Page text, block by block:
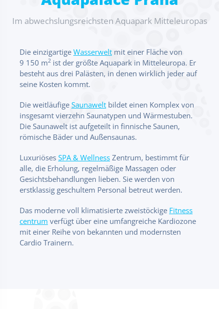
Im abwechslungsreichsten Aquapark Mitteleuropas
Die einzigartige Wasserwelt mit einer Fläche von
9 150 m2 ist der größte Aquapark in Mitteleuropa. Er
besteht aus drei Palästen, in denen wirklich jeder auf
seine Kosten kommt.
Die weitläufige Saunawelt bildet einen Komplex von
insgesamt vierzehn Saunatypen und Wärmestuben.
Die Saunawelt ist aufgeteilt in finnische Saunen,
römische Bäder und Außensaunas.
Luxuriöses SPA & Wellness Zentrum, bestimmt für
alle, die Erholung, regelmäßige Massagen oder
Gesichtsbehandlungen lieben. Sie werden von
erstklassig geschultem Personal betreut werden.
Das moderne voll klimatisierte zweistöckige Fitness
centrum verfügt über eine umfangreiche Kardiozone
mit einer Reihe von bekannten und modernsten
Cardio Trainern.